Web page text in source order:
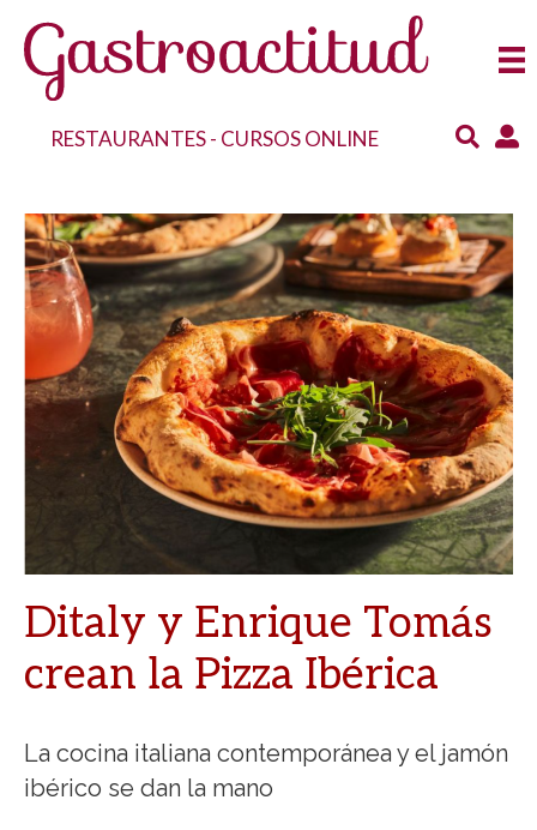
RESTAURANTES- CURSOS ONLINE
Ditaly y Enrique Tomás
crean la Pizza Ibérica
La cocina italiana contemporánea y el jamón
ibérico se dan la mano